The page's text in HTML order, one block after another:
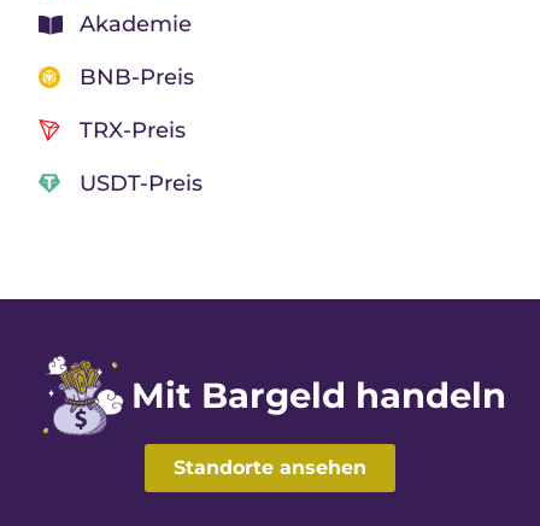
Akademie
BNB-Preis
TRX-Preis
USDT-Preis
Mit Bargeld handeln
Standorte ansehen